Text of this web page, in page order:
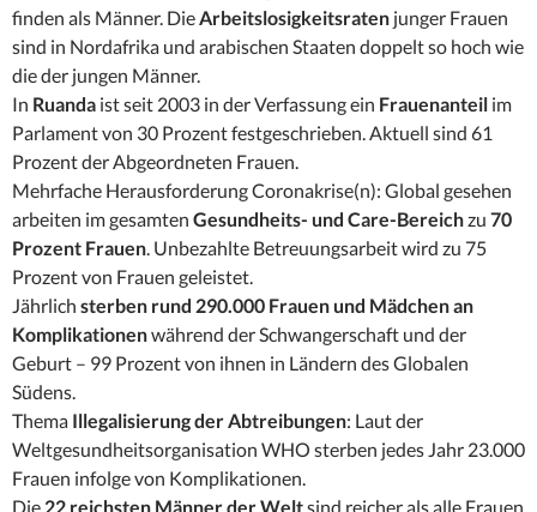
finden als Männer. DieArbeitslosigkeitsraten junger Frauen
sind in Nordafrika und arabischen Staaten doppelt so hoch wie
die der jungen Männer.
In Ruanda ist seit 2003 in der Verfassung ein Frauenanteil im
Parlament von 30 Prozent festgeschrieben. Aktuell sind 61
Prozent der Abgeordneten Frauen.
Mehrfache Herausforderung Coronakrise(n): Global gesehen
arbeiten im gesamten Gesundheits- und Care-Bereichzu 70
Prozent Frauen. Unbezahlte Betreuungsarbeit wird zu 75
Prozent von Frauen geleistet.
Jährlich sterben rund 290.000 Frauen und Mädchen an
Komplikationenwährend der Schwangerschaft und der
Geburt – 99 Prozent von ihnen in Ländern des Globalen
Südens.
Thema Illegalisierung der Abtreibungen: Laut der
Weltgesundheitsorganisation WHO sterben jedes Jahr 23.000
Frauen infolge von Komplikationen.
Die 22 reichsten Männer der Weltsind reicher als alle Frauen